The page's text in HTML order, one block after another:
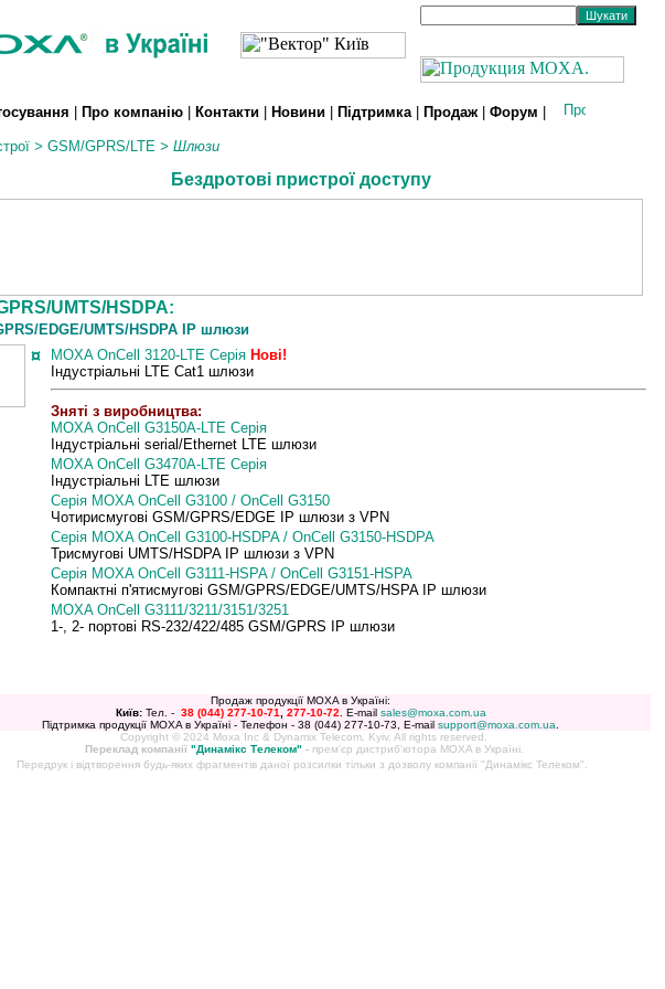
Про компанію Контакти Новини Підтримка| Продаж| Форум
> GSM/GPRS/LTE> Шлюзи
Бездротові пристрої доступу
UMTS/HSDPA:
EDGE/UMTS/HSDPA IP шлюзи
¤ MOXA OnCell 3120-LTE Серія Нові!
Індустріальні LTE Cat1 шлюзи
Зняті з виробництва:
MOXA OnCell G3150A-LTE Серія
Індустріальні serial/Ethernet LTE шлюзи
MOXA OnCell G3470A-LTE Серія
Індустріальні LTE шлюзи
Серія MOXA OnCell G3100 / OnCell G3150
Чотирисмугові GSM/GPRS/EDGE IP шлюзи з VPN
Серія MOXA OnCell G3100-HSDPA / OnCell G3150-HSDPA
Трисмугові UMTS/HSDPA IP шлюзи з VPN
Серія MOXA OnCell G3111-HSPA / OnCell G3151-HSPA
Компактні п'ятисмугові GSM/GPRS/EDGE/UMTS/HSPA IP шлюзи
MOXA OnCell G3111/3211/3151/3251
1-, 2- портові RS-232/422/485 GSM/GPRS IP шлюзи
Продаж продукції MOXA в Україні:
Київ: Тел. - 38 (044) 277-10-71 277-10-72 . E-mail sales@moxa.com.ua
Підтримка продукції MOXA в Україні - Телефон - 38 (044) 277-10-73, E-mail support@moxa.com.ua
Copyright © 2024 Moxa Inc & Dynamix Telecom. Kyiv. All rights reserved.
Переклад компанії "Динамікс Телеком" - прем'єр дистриб'ютора MOXA в Україні.
Передрук і відтворення будь-яких фрагментів даної розсилки тільки з дозволу компанії "Динамікс Телеком".